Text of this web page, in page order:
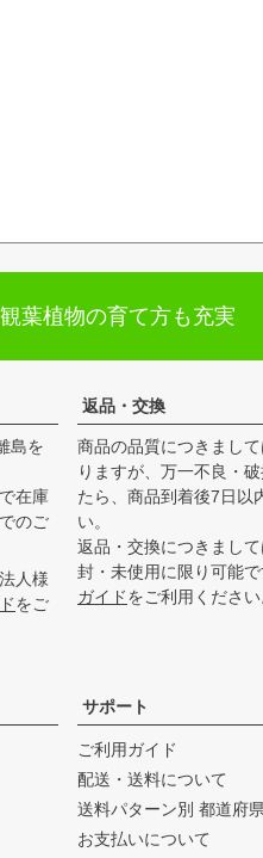
観葉植物の育て方も充実
島を
在庫
のご
人様
をご
返品・交換
商品の品質につきまし
りますが、万一不良・
たら、商品到着後7日以
い。
返品・交換につきまし
封・未使用に限り可能
ガイドをご利用ください
サポート
ご利用ガイド
配送・送料について
送料パターン別 都道府
お支払いについて